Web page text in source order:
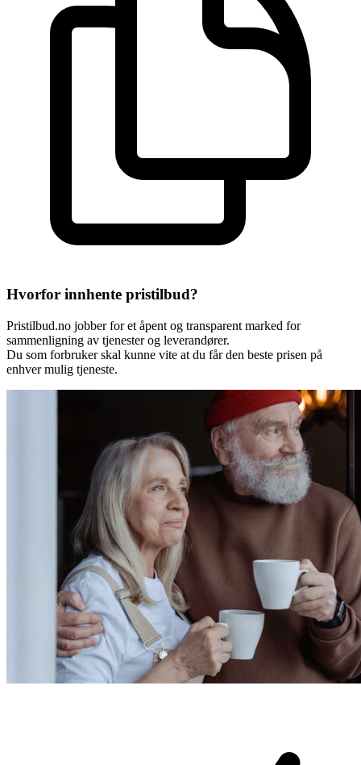
Hvorfor innhente pristilbud?
Pristilbud.no jobber for et åpent og transparent marked for
sammenligning av tjenester og leverandører.
Du som forbruker skal kunne vite at du får den beste prisen på
enhver mulig tjeneste.